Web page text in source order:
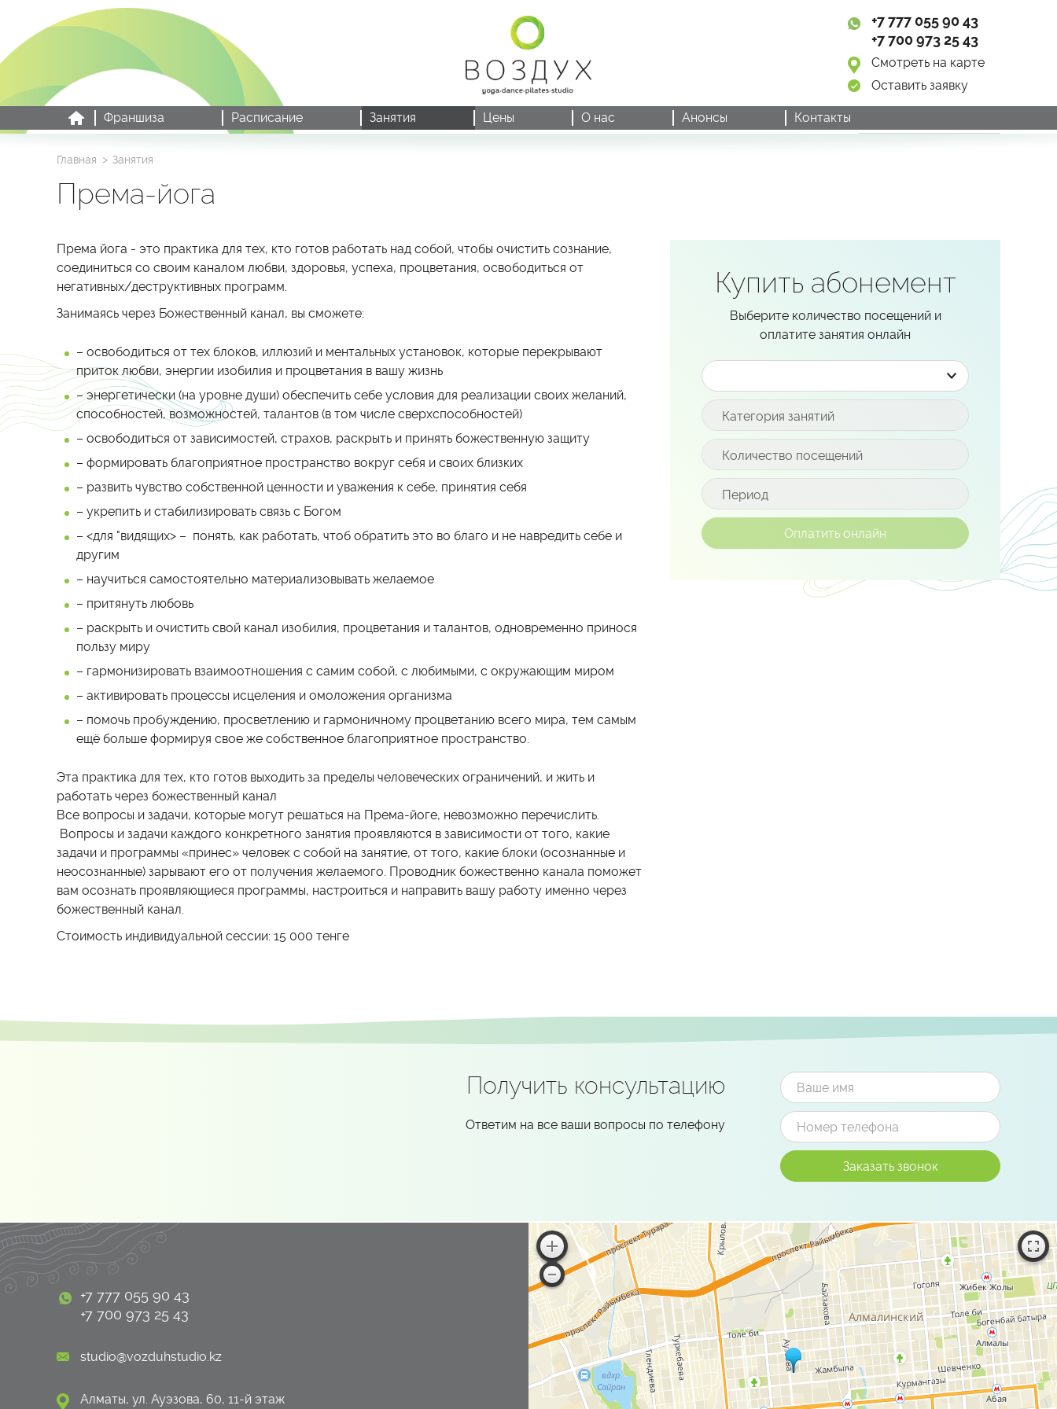
+7 777 055 90 43
+7 700 973 25 43
Смотреть на карте
Оставить заявку
Франшиза Расписание Занятия Цены О нас Анонсы Контакты
Главная Занятия
Према-йога
Према йога - это практика для тех, кто готов работать над собой, чтобы очистить сознание,
соединиться со своим каналом любви, здоровья, успеха, процветания, освободиться от
негативных/деструктивных программ.
Занимаясь через Божественный канал, вы сможете:
– освободиться от тех блоков, иллюзий и ментальных установок, которые перекрывают
приток любви, энергии изобилия и процветания в вашу жизнь
– энергетически (на уровне души) обеспечить себе условия для реализации своих желаний,
способностей, возможностей, талантов (в том числе сверхспособностей)
– освободиться от зависимостей, страхов, раскрыть и принять божественную защиту
– формировать благоприятное пространство вокруг себя и своих близких
– развить чувство собственной ценности и уважения к себе, принятия себя
– укрепить и стабилизировать связь с Богом
– <для "видящих> – понять, как работать, чтоб обратить это во благо и не навредить себе и
другим
– научиться самостоятельно материализовывать желаемое
– притянуть любовь
– раскрыть и очистить свой канал изобилия, процветания и талантов, одновременно принося
пользу миру
– гармонизировать взаимоотношения с самим собой, с любимыми, с окружающим миром
– активировать процессы исцеления и омоложения организма
– помочь пробуждению, просветлению и гармоничному процветанию всего мира, тем самым
ещё больше формируя свое же собственное благоприятное пространство.
Эта практика для тех, кто готов выходить за пределы человеческих ограничений, и жить и
работать через божественный канал
Все вопросы и задачи, которые могут решаться на Према-йоге, невозможно перечислить.
Вопросы и задачи каждого конкретного занятия проявляются в зависимости от того, какие
задачи и программы «принес» человек с собой на занятие, от того, какие блоки (осознанные и
неосознанные) зарывают его от получения желаемого. Проводник божественно канала поможет
вам осознать проявляющиеся программы, настроиться и направить вашу работу именно через
божественный канал.
Стоимость индивидуальной сессии: 15 000 тенге
Купить абонемент
Выберите количество посещений и
оплатите занятия онлайн
Получить консультацию
Ответим на все ваши вопросы по телефону
+7 777 055 90 43
+7 700 973 25 43
studio@vozduhstudio.kz
Алматы, ул. Ауэзова, 60, 11-й этаж